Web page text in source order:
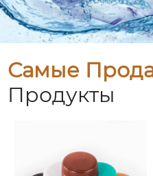
Самые
Продукты